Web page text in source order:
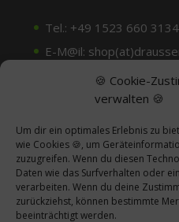
🍪 Cookie-
verwalten 🍪
Um dir ein optimales Erlebnis zu
wie Cookies 🍪, um
zuzugreifen. Wenn du diesen
Daten wie das Surfverhalten oder
verarbeiten. Wenn du deine
zurückziehst, können bestimmte
beeinträchtigt werden.
Tel.: +49 1523 660 3134
E-M@il:
Dein Weg zu uns
Termine nach tel.
Draussenhausen
Auf dem Knuf 4